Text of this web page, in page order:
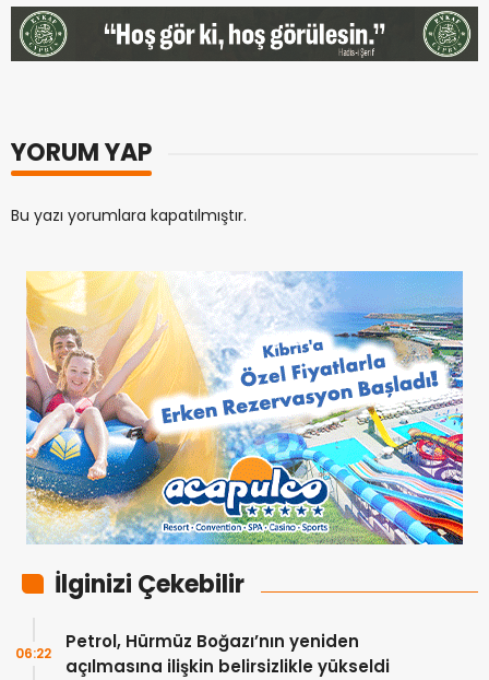
YORUM YAP
Bu yazı yorumlara kapatılmıştır.
İlginizi Çekebilir
Petrol, Hürmüz Boğazı’nın yeniden
açılmasına ilişkin belirsizlikle yükseldi
06:22